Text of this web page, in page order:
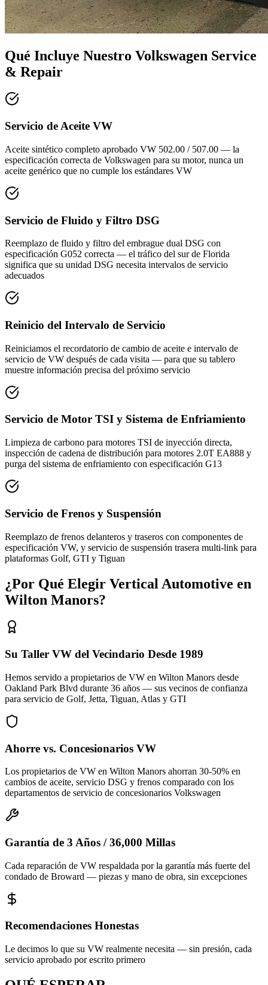
Qué Incluye Nuestro Volkswagen Service
& Repair
Servicio de Aceite VW
Aceite sintético completo aprobado VW 502.00 / 507.00 — la
especificación correcta de Volkswagen para su motor, nunca un
aceite genérico que no cumple los estándares VW
Servicio de Fluido y Filtro DSG
Reemplazo de fluido y filtro del embrague dual DSG con
especificación G052 correcta — el tráfico del sur de Florida
significa que su unidad DSG necesita intervalos de servicio
adecuados
Reinicio del Intervalo de Servicio
Reiniciamos el recordatorio de cambio de aceite e intervalo de
servicio de VW después de cada visita — para que su tablero
muestre información precisa del próximo servicio
Servicio de Motor TSI y Sistema de Enfriamiento
Limpieza de carbono para motores TSI de inyección directa,
inspección de cadena de distribución para motores 2.0T EA888 y
purga del sistema de enfriamiento con especificación G13
Servicio de Frenos y Suspensión
Reemplazo de frenos delanteros y traseros con componentes de
especificación VW, y servicio de suspensión trasera multi-link para
plataformas Golf, GTI y Tiguan
¿Por Qué Elegir Vertical Automotive en
Wilton Manors?
Su Taller VW del Vecindario Desde 1989
Hemos servido a propietarios de VW en Wilton Manors desde
Oakland Park Blvd durante 36 años — sus vecinos de confianza
para servicio de Golf, Jetta, Tiguan, Atlas y GTI
Ahorre vs. Concesionarios VW
Los propietarios de VW en Wilton Manors ahorran 30-50% en
cambios de aceite, servicio DSG y frenos comparado con los
departamentos de servicio de concesionarios Volkswagen
Garantía de 3 Años / 36,000 Millas
Cada reparación de VW respaldada por la garantía más fuerte del
condado de Broward — piezas y mano de obra, sin excepciones
Recomendaciones Honestas
Le decimos lo que su VW realmente necesita — sin presión, cada
servicio aprobado por escrito primero